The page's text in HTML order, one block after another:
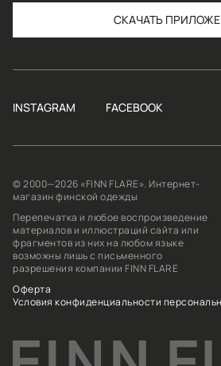
СКАЧАТЬ
INSTAGRAM FACEBOOK
© 2000—2026 «FINN FLARE». Интернет-
магазин финской одежды
Перепечатка и любое воспроизведение
материалов и иллюстраций сайта или
фрагментов из них на любом языке
возможны лишь с письменного
разрешения компании FINN FLARE
Оферта
Условия конфиденциальности